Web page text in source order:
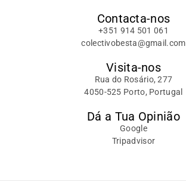
Contacta-nos
+351 914 501 061
colectivobesta@gmail.com
Visita-nos
Rua do Rosário, 277
4050-525 Porto, Portugal
Dá a Tua Opinião
Google
Tripadvisor